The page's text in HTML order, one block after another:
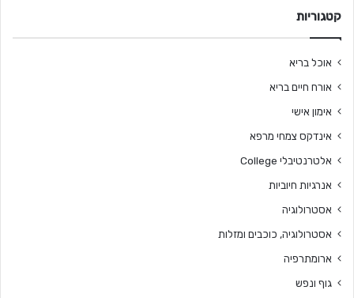
קטגוריות
אוכל בריא
אורח חיים בריא
אימון אישי
אינדקס צמחי מרפא
אלטרנטיבלי College
אנרגיות חיוביות
אסטרולוגיה
אסטרולוגיה, כוכבים ומזלות
ארומתרפיה
גוף ונפש